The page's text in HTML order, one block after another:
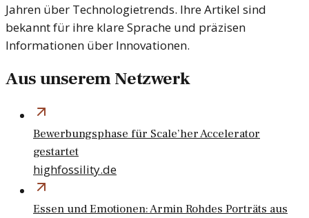
Jahren über Technologietrends. Ihre Artikel sind
bekannt für ihre klare Sprache und präzisen
Informationen über Innovationen.
Aus unserem Netzwerk
Bewerbungsphase für Scale’her Accelerator
gestartet
highfossility.de
Essen und Emotionen: Armin Rohdes Porträts aus